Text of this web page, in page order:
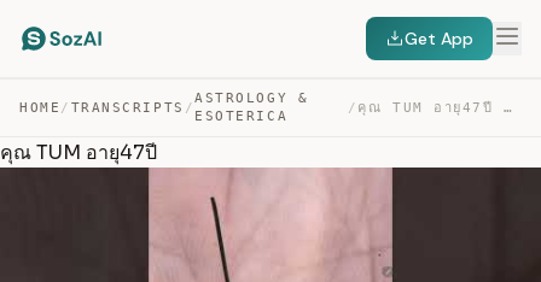
Get App
HOME / TRANSCRIPTS /
ASTROLOGY &
ESOTERICA
/ คุณ TUM อายุ47ปี — TRANSCRIPT
คุณ TUM อายุ47ปี